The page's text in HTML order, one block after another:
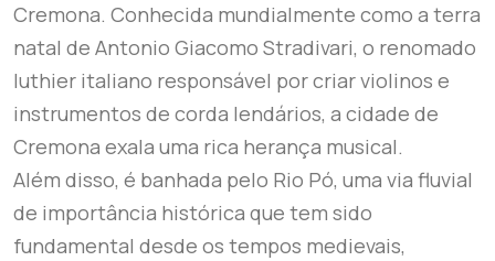
Cremona. Conhecida mundialmente como a terra
natal de Antonio Giacomo Stradivari, o renomado
luthier italiano responsável por criar violinos e
instrumentos de corda lendários, a cidade de
Cremona exala uma rica herança musical.
Além disso, é banhada pelo Rio Pó, uma via fluvial
de importância histórica que tem sido
fundamental desde os tempos medievais,